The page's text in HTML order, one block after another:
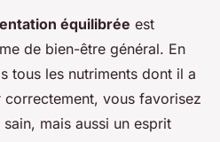
équilibrée est
de bien-être général. En
tous les nutriments dont il a
vous favorisez
mais aussi un esprit